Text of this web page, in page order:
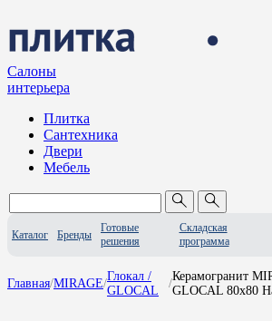
Салоны
интерьера
Плитка
Сантехника
Двери
Мебель
Каталог Бренды
Готовые
решения
Складская
программа
Главная/MIRAGE/
Глокал /
GLOCAL
/
Керамогранит
GLOCAL 80x80